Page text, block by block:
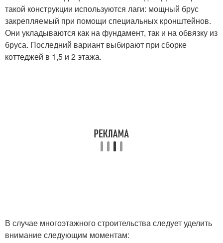
такой конструкции используются лаги: мощный брус
закрепляемый при помощи специальных кронштейнов.
Они укладываются как на фундамент, так и на обвязку из
бруса. Последний вариант выбирают при сборке
коттеджей в 1,5 и 2 этажа.
В случае многоэтажного строительства следует уделить
внимание следующим моментам: